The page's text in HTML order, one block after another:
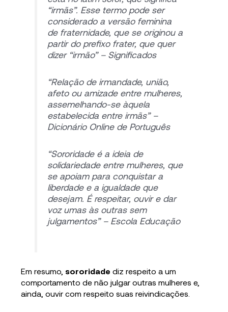
“irmãs”. Esse termo pode ser
considerado a versão feminina
de fraternidade, que se originou a
partir do prefixo frater, que quer
dizer “irmão”– Significados
“Relação de irmandade, união,
afeto ou amizade entre mulheres,
assemelhando-se àquela
estabelecida entre irmãs”–
Dicionário Online de Português
“Sororidade é a ideia de
solidariedade entre mulheres, que
se apoiam para conquistar a
liberdade e a igualdade que
desejam. É respeitar, ouvir e dar
voz umas às outras sem
julgamentos”– Escola Educação
Em resumo, sororidade diz respeito a um
comportamento de não julgar outras mulheres e,
ainda, ouvir com respeito suas reivindicações.